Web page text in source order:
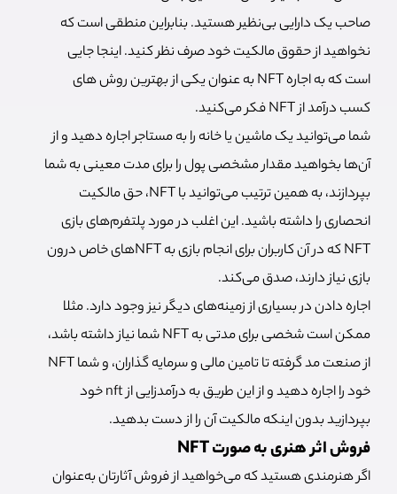
صاحب یک دارایی بی‌نظیر هستید. بنابراین منطقی است که
نخواهید از حقوق مالکیت خود صرف نظر کنید. اینجا جایی
است که به اجاره NFT به عنوان یکی از بهترین روش های
کسب درآمد از NFT فکر می‌کنید.
شما می‌توانید یک ماشین یا خانه را به مستاجر اجاره دهید و از
آن‌ها بخواهید مقدار مشخصی پول را برای مدت معینی به شما
بپردازند، به همین ترتیب می‌توانید با NFT، حق مالکیت
انحصاری را داشته باشید. این اغلب در مورد پلتفرم‌های بازی
NFT که در آن کاربران برای انجام بازی به NFT‌های خاص درون
بازی نیاز دارند، صدق می‌کند.
اجاره دادن در بسیاری از زمینه‌های دیگر نیز وجود دارد. مثلا
ممکن است شخصی برای مدتی به NFT شما نیاز داشته باشد،
از صنعت مد گرفته تا تامین مالی و سرمایه گذاران، و شما NFT
خود را اجاره دهید و از این طریق به درآمدزایی از nft خود
بپردازید بدون اینکه مالکیت آن را از دست بدهید.
فروش اثر هنری به صورت NFT
اگر هنرمندی هستید که می‌خواهید از فروش آثارتان به‌عنوان